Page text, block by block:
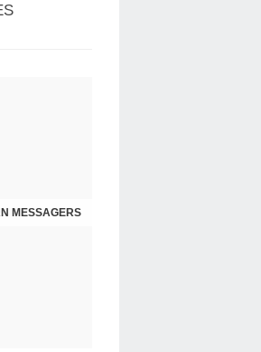
MESSAGERS
USA - DR KORY : LA LICENCE DE SOIGNER OU RESPECTER LE SERMENT D'HIPPOCRATE CONTRE VENTS ET MARÉES